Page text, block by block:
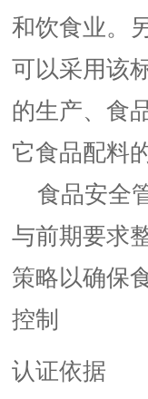
和饮食业。
可以采用该
的生产、食
它食品配料
食品安全
与前期要求
策略以确保
控制
认证依据